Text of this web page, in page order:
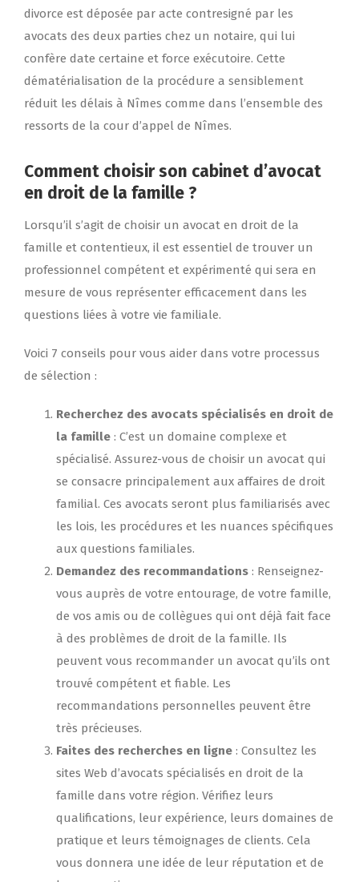
divorce est déposée par acte contresigné par les
avocats des deux parties chez un notaire, qui lui
confère date certaine et force exécutoire. Cette
dématérialisation de la procédure a sensiblement
réduit les délais à Nîmes comme dans l’ensemble des
ressorts de la cour d’appel de Nîmes.
Comment choisir son cabinet d’avocat
en droit de la famille ?
Lorsqu’il s’agit de choisir un avocat en droit de la
famille et contentieux, il est essentiel de trouver un
professionnel compétent et expérimenté qui sera en
mesure de vous représenter efficacement dans les
questions liées à votre vie familiale.
Voici 7 conseils pour vous aider dans votre processus
de sélection :
Recherchez des avocats spécialisés en droit de
la famille : C’est un domaine complexe et
spécialisé. Assurez-vous de choisir un avocat qui
se consacre principalement aux affaires de droit
familial. Ces avocats seront plus familiarisés avec
les lois, les procédures et les nuances spécifiques
aux questions familiales.
Demandez des recommandations : Renseignez-
vous auprès de votre entourage, de votre famille,
de vos amis ou de collègues qui ont déjà fait face
à des problèmes de droit de la famille. Ils
peuvent vous recommander un avocat qu’ils ont
trouvé compétent et fiable. Les
recommandations personnelles peuvent être
très précieuses.
Faites des recherches en ligne : Consultez les
sites Web d’avocats spécialisés en droit de la
famille dans votre région. Vérifiez leurs
qualifications, leur expérience, leurs domaines de
pratique et leurs témoignages de clients. Cela
vous donnera une idée de leur réputation et de